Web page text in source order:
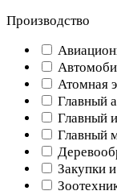
Производство
Атомная
Главный
Главный
Главный
Закупки